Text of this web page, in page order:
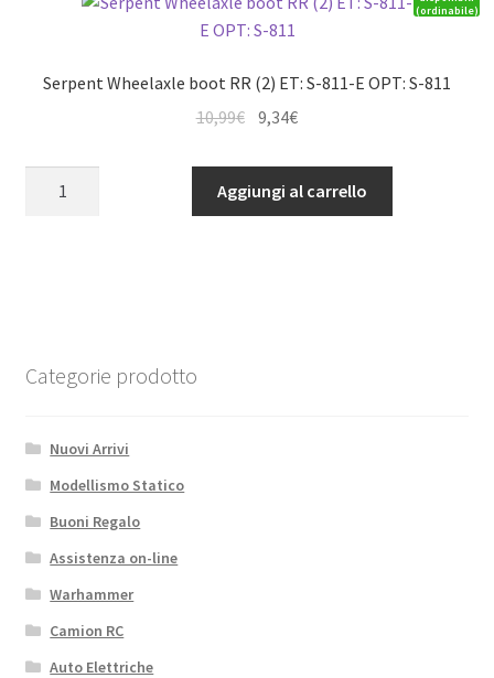
quantità
(ordinabile)
Serpent Wheelaxle boot RR (2) ET: S-811-E OPT: S-811
10,99€
originale
era:
9,34€Il
attuale
è:
811-
S-
811
Aggiungi al carrello
Categorie prodotto
Nuovi Arrivi
Modellismo Statico
Buoni Regalo
Assistenza on-line
Warhammer
Camion RC
Auto Elettriche